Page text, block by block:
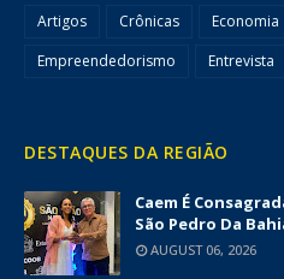
Artigos Crônicas Economia
Empreendedorismo
Entrevista
DESTAQUES DA REGIÃO
Caem É
São Pedro Da
AUGUST 06, 2026